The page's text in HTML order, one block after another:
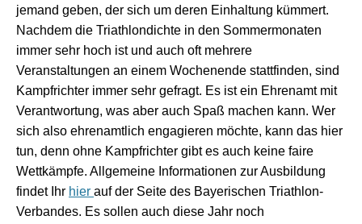
jemand geben, der sich um deren Einhaltung kümmert.
Nachdem die Triathlondichte in den Sommermonaten
immer sehr hoch ist und auch oft mehrere
Veranstaltungen an einem Wochenende stattfinden, sind
Kampfrichter immer sehr gefragt. Es ist ein Ehrenamt mit
Verantwortung, was aber auch Spaß machen kann. Wer
sich also ehrenamtlich engagieren möchte, kann das hier
tun, denn ohne Kampfrichter gibt es auch keine faire
Wettkämpfe. Allgemeine Informationen zur Ausbildung
findet Ihr hier auf der Seite des Bayerischen Triathlon-
Verbandes. Es sollen auch diese Jahr noch